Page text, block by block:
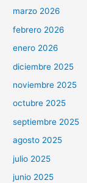
marzo 2026
febrero 2026
enero 2026
diciembre 2025
noviembre 2025
octubre 2025
septiembre 2025
agosto 2025
julio 2025
junio 2025